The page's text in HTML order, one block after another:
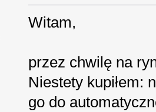
Witam,
przez chwilę na
Niestety kupiłem:
go do